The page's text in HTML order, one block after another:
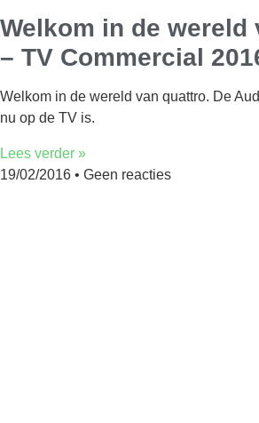
Welkom in de wereld
– TV Commercial
Welkom in de wereld van quattro. De
nu op de TV is.
Lees verder »
19/02/2016
Geen reacties